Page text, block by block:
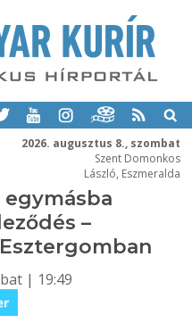
2026. augusztus 8., szombat
Szent Domonkos
László, Eszmeralda
egymásba
–
| 19:49